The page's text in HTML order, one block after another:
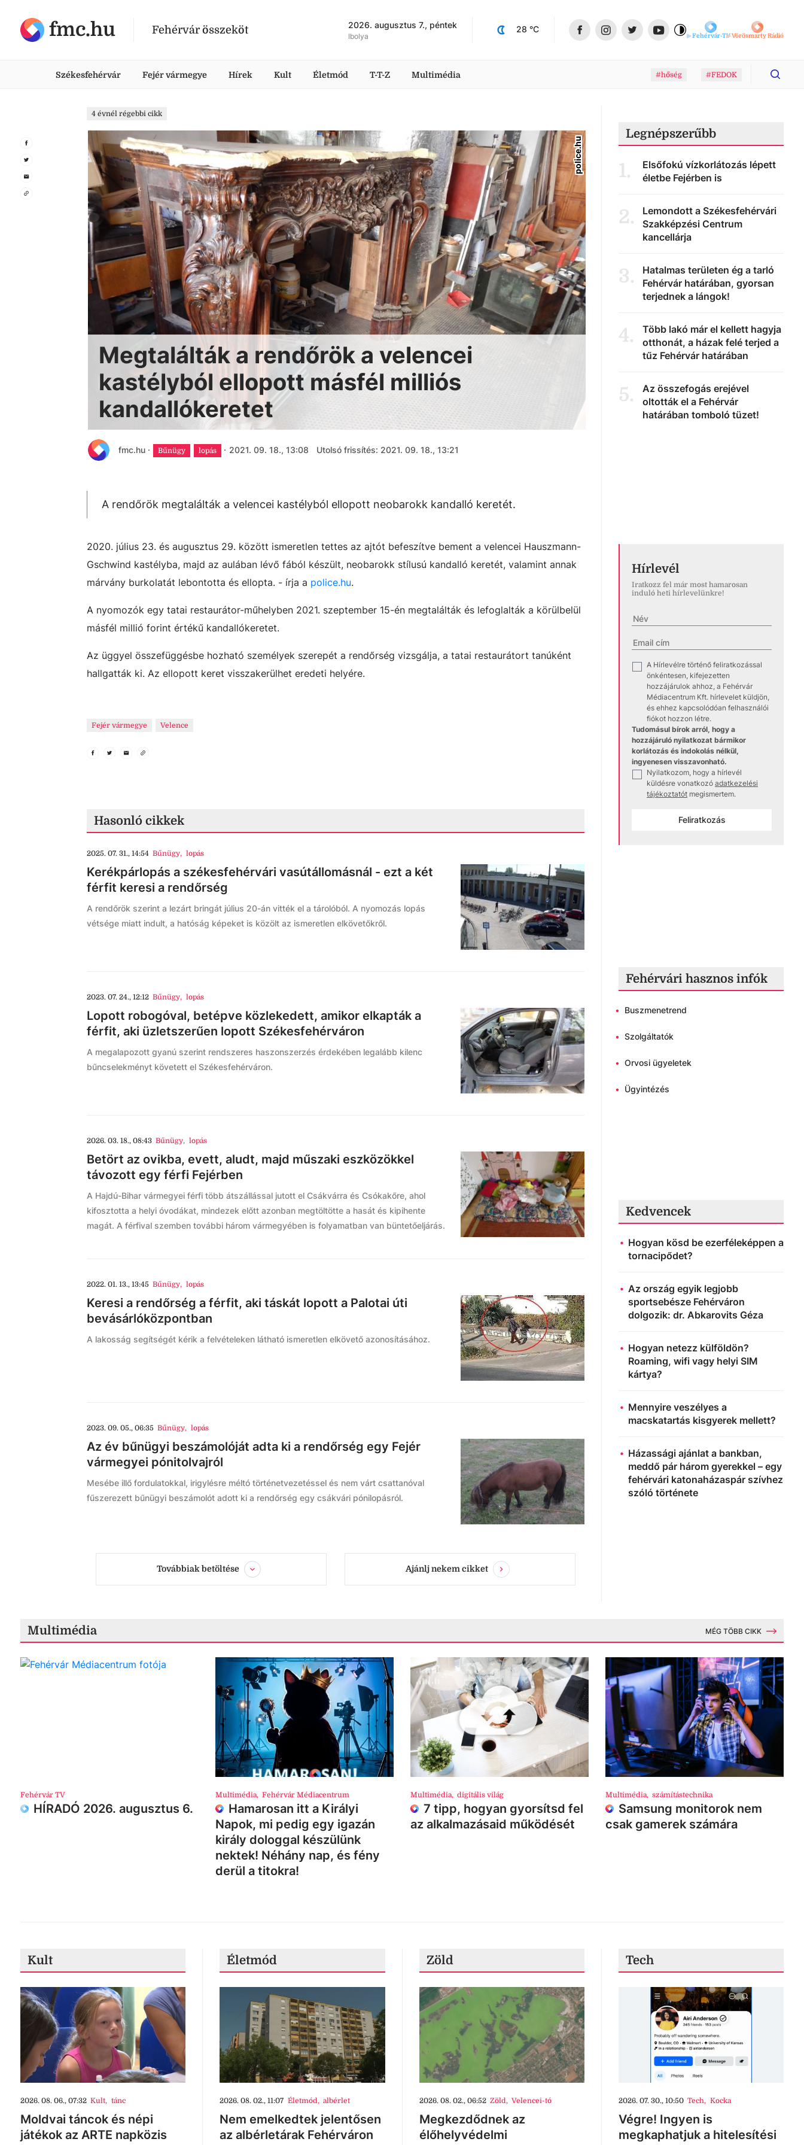
fmc.hu Fehérvár összeköt 2026. augusztus 7., péntek
Ibolya
28 °C
Fehérvár-TVVörösmarty Rádió
Székesfehérvár Fejér vármegye Hírek Kult Életmód T-T-Z Multimédia #hőség #FEDOK
4 évnél régebbi cikk
police.hu
Megtalálták a rendőrök a velencei
kastélyból ellopott másfél milliós
kandallókeretet
fmc.hu · Bűnügy lopás · 2021. 09. 18., 13:08 Utolsó frissítés: 2021. 09. 18., 13:21
A rendőrök megtalálták a velencei kastélyból ellopott neobarokk kandalló keretét.
2020. július 23. és augusztus 29. között ismeretlen tettes az ajtót befeszítve bement a velencei Hauszmann-
Gschwind kastélyba, majd az aulában lévő fából készült, neobarokk stílusú kandalló keretét, valamint annak
márvány burkolatát lebontotta és ellopta. - írja a police.hu.
A nyomozók egy tatai restaurátor-műhelyben 2021. szeptember 15-én megtalálták és lefoglalták a körülbelül
másfél millió forint értékű kandallókeretet.
Az üggyel összefüggésbe hozható személyek szerepét a rendőrség vizsgálja, a tatai restaurátort tanúként
hallgatták ki. Az ellopott keret visszakerülhet eredeti helyére.
Fejér vármegye Velence
Hasonló cikkek
2025. 07. 31., 14:54 Bűnügy, lopás
Kerékpárlopás a székesfehérvári vasútállomásnál - ezt a két
férfit keresi a rendőrség
A rendőrök szerint a lezárt bringát július 20-án vitték el a tárolóból. A nyomozás lopás
vétsége miatt indult, a hatóság képeket is közölt az ismeretlen elkövetőkről.
2023. 07. 24., 12:12 Bűnügy, lopás
Lopott robogóval, betépve közlekedett, amikor elkapták a
férfit, aki üzletszerűen lopott Székesfehérváron
A megalapozott gyanú szerint rendszeres haszonszerzés érdekében legalább kilenc
bűncselekményt követett el Székesfehérváron.
2026. 03. 18., 08:43 Bűnügy, lopás
Betört az ovikba, evett, aludt, majd műszaki eszközökkel
távozott egy férfi Fejérben
A Hajdú-Bihar vármegyei férfi több átszállással jutott el Csákvárra és Csókakőre, ahol
kifosztotta a helyi óvodákat, mindezek előtt azonban megtöltötte a hasát és kipihente
magát. A férfival szemben további három vármegyében is folyamatban van büntetőeljárás.
2022. 01. 13., 13:45 Bűnügy, lopás
Keresi a rendőrség a férfit, aki táskát lopott a Palotai úti
bevásárlóközpontban
A lakosság segítségét kérik a felvételeken látható ismeretlen elkövető azonosításához.
2023. 09. 05., 06:35 Bűnügy, lopás
Az év bűnügyi beszámolóját adta ki a rendőrség egy Fejér
vármegyei pónitolvajról
Mesébe illő fordulatokkal, irigylésre méltó történetvezetéssel és nem várt csattanóval
fűszerezett bűnügyi beszámolót adott ki a rendőrség egy csákvári pónilopásról.
Továbbiak betöltése Ajánlj nekem cikket
Legnépszerűbb
1.
Elsőfokú vízkorlátozás lépett
életbe Fejérben is
2.
Lemondott a Székesfehérvári
Szakképzési Centrum
kancellárja
3.
Hatalmas területen ég a tarló
Fehérvár határában, gyorsan
terjednek a lángok!
4.
Több lakó már el kellett hagyja
otthonát, a házak felé terjed a
tűz Fehérvár határában
5.
Az összefogás erejével
oltották el a Fehérvár
határában tomboló tüzet!
Hírlevél
Iratkozz fel már most hamarosan
induló heti hírlevelünkre!
✓
A Hírlevélre történő feliratkozással
önkéntesen, kifejezetten
hozzájárulok ahhoz, a Fehérvár
Médiacentrum Kft. hírlevelet küldjön,
és ehhez kapcsolódóan felhasználói
fiókot hozzon létre.
Tudomásul bírok arról, hogy a
hozzájáruló nyilatkozat bármikor
korlátozás és indokolás nélkül,
ingyenesen visszavonható.
✓
Nyilatkozom, hogy a hírlevél
küldésre vonatkozó adatkezelési
tájékoztatót megismertem.
Feliratkozás
Fehérvári hasznos infók
• Buszmenetrend
• Szolgáltatók
• Orvosi ügyeletek
• Ügyintézés
Kedvencek
Hogyan kösd be ezerféleképpen a
tornacipődet?
Az ország egyik legjobb
sportsebésze Fehérváron
dolgozik: dr. Abkarovits Géza
Hogyan netezz külföldön?
Roaming, wifi vagy helyi SIM
kártya?
Mennyire veszélyes a
macskatartás kisgyerek mellett?
Házassági ajánlat a bankban,
meddő pár három gyerekkel – egy
fehérvári katonaházaspár szívhez
szóló története
Multimédia MÉG TÖBB CIKK
Fehérvár TV
HÍRADÓ 2026. augusztus 6.
Multimédia, Fehérvár Médiacentrum
Hamarosan itt a Királyi
Napok, mi pedig egy igazán
király dologgal készülünk
nektek! Néhány nap, és fény
derül a titokra!
Multimédia, digitális világ
7 tipp, hogyan gyorsítsd fel
az alkalmazásaid működését
Multimédia, számítástechnika
Samsung monitorok nem
csak gamerek számára
Kult
2026. 08. 06., 07:32 Kult, tánc
Moldvai táncok és népi
játékok az ARTE napközis
Életmód
2026. 08. 02., 11:07 Életmód, albérlet
Nem emelkedtek jelentősen
az albérletárak Fehérváron
Zöld
2026. 08. 02., 06:52 Zöld, Velencei-tó
Megkezdődnek az
élőhelyvédelmi
Tech
2026. 07. 30., 10:50 Tech, Kocka
Végre! Ingyen is
megkaphatjuk a hitelesítési